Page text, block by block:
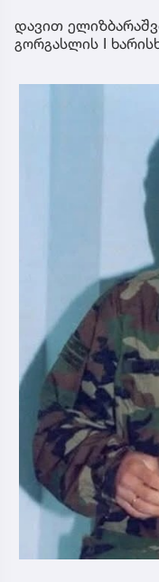
დავით
გორგასლის I